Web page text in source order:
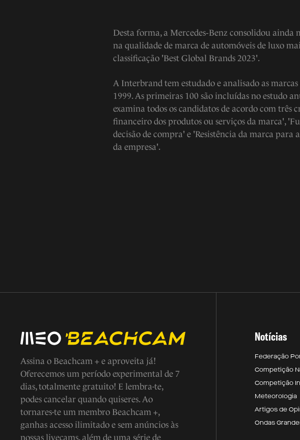
Desta forma, a Mercedes‑Benz consolidou ainda
na qualidade de marca de automóveis de luxo
classificação 'Best Global Brands 2023'.
A Interbrand tem estudado e analisado as
1999. As primeiras 100 são incluídas no estudo
examina todos os candidatos de acordo com três
financeiro dos produtos ou serviços da marca',
decisão de compra' e 'Resistência da marca para
da empresa'.
Assina o Beachcam + e aproveita já!
Oferecemos um período experimental de 7
dias, totalmente gratuito! E lembra-te,
podes cancelar quando quiseres. Ao
tornares-te um membro Beachcam +,
ganhas acesso ilimitado e sem anúncios às
nossas livecams, além de uma série de
Notícias
Federação
Competição
Competição
Meteorologia
Artigos de
Ondas